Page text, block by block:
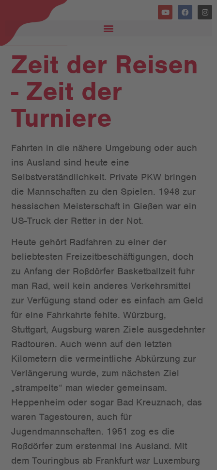
Zeit der Reisen
- Zeit der
Turniere
Fahrten in die nähere Umgebung oder auch
ins Ausland sind heute eine
Selbstverständlichkeit. Private PKW bringen
die Mannschaften zu den Spielen. 1948 zur
hessischen Meisterschaft in Gießen war ein
US-Truck der Retter in der Not.
Heute gehört Radfahren zu einer der
beliebtesten Freizeitbeschäftigungen, doch
zu Anfang der Roßdörfer Basketballzeit fuhr
man Rad, weil kein anderes Verkehrsmittel
zur Verfügung stand oder es einfach am Geld
für eine Fahrkahrte fehlte. Würzburg,
Stuttgart, Augsburg waren Ziele ausgedehnter
Radtouren. Auch wenn auf den letzten
Kilometern die vermeintliche Abkürzung zur
Verlängerung wurde, zum nächsten Ziel
„strampelte“ man wieder gemeinsam.
Heppenheim oder sogar Bad Kreuznach, das
waren Tagestouren, auch für
Jugendmannschaften. 1951 zog es die
Roßdörfer zum erstenmal ins Ausland. Mit
dem Touringbus ab Frankfurt war Luxemburg